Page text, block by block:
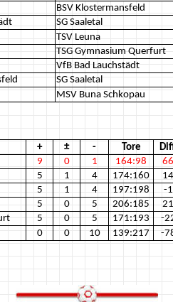
BSV Klostermansfeld
SG Saaletal
TSV Leuna
TSG Gymnasium Querfurt
VfB Bad Lauchstädt
SG Saaletal
MSV Buna Schkopau
+ ± - Tore
9 0 1 164:98
66
5 1 4 174:160
14
5 1 4 197:198
-1
5 0 5 206:185
21
5 0 5 171:193
-
0 0 10 139:217 -